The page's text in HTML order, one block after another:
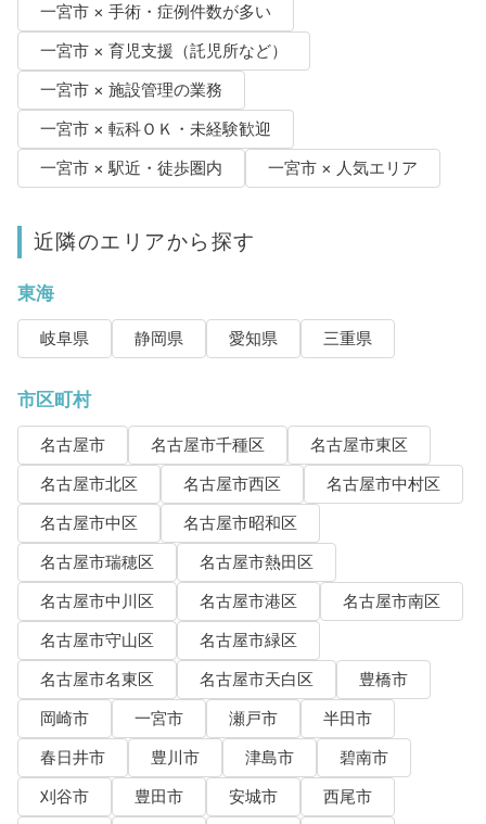
一宮市 × 手術・症例件数が多い
一宮市 × 育児支援（託児所など）
一宮市 × 施設管理の業務
一宮市 × 転科ＯＫ・未経験歓迎
一宮市 × 駅近・徒歩圏内
一宮市 × 人気エリア
近隣のエリアから探す
東海
岐阜県 静岡県 愛知県 三重県
市区町村
名古屋市 名古屋市千種区
名古屋市東区
名古屋市北区
名古屋市西区
名古屋市中村区
名古屋市中区
名古屋市昭和区
名古屋市瑞穂区
名古屋市熱田区
名古屋市中川区
名古屋市港区
名古屋市南区
名古屋市守山区
名古屋市緑区
名古屋市名東区
名古屋市天白区
豊橋市
岡崎市
一宮市 瀬戸市
半田市
春日井市
豊川市 津島市
碧南市
刈谷市
豊田市 安城市
西尾市